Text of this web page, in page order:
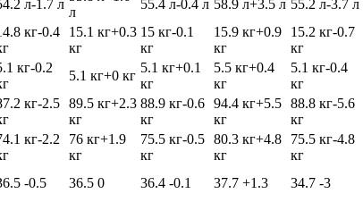
л-1.7 л
л
55.4 л-0.4 л 58.9 л+3.5 л 55.2 л-3.7 л
кг-0.4
15.1 кг+0.3
кг
15 кг-0.1
кг
15.9 кг+0.9
кг
15.2 кг-0.7
кг
кг-0.2
5.1 кг+0 кг
5.1 кг+0.1
кг
5.5 кг+0.4
кг
5.1 кг-0.4
кг
кг-2.5 89.5 кг+2.3
кг
88.9 кг-0.6
кг
94.4 кг+5.5
кг
88.8 кг-5.6
кг
кг-2.2
76 кг+1.9
кг
75.5 кг-0.5
кг
80.3 кг+4.8
кг
75.5 кг-4.8
кг
-0.5 36.5 0 36.4 -0.1 37.7 +1.3 34.7 -3